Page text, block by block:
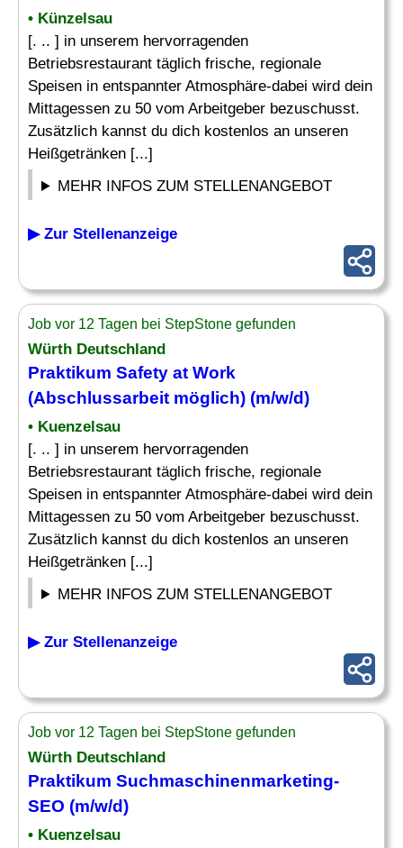
• Künzelsau
[. .. ] in unserem hervorragenden
Betriebsrestaurant täglich frische, regionale
Speisen in entspannter Atmosphäre-dabei wird dein
Mittagessen zu 50 vom Arbeitgeber bezuschusst.
Zusätzlich kannst du dich kostenlos an unseren
Heißgetränken [...]
MEHR INFOS ZUM STELLENANGEBOT
▶ Zur Stellenanzeige
Job vor 12 Tagen bei StepStone gefunden
Würth Deutschland
Praktikum Safety at Work
(Abschlussarbeit möglich) (m/w/d)
• Kuenzelsau
[. .. ] in unserem hervorragenden
Betriebsrestaurant täglich frische, regionale
Speisen in entspannter Atmosphäre-dabei wird dein
Mittagessen zu 50 vom Arbeitgeber bezuschusst.
Zusätzlich kannst du dich kostenlos an unseren
Heißgetränken [...]
MEHR INFOS ZUM STELLENANGEBOT
▶ Zur Stellenanzeige
Job vor 12 Tagen bei StepStone gefunden
Würth Deutschland
Praktikum Suchmaschinenmarketing-
SEO (m/w/d)
• Kuenzelsau